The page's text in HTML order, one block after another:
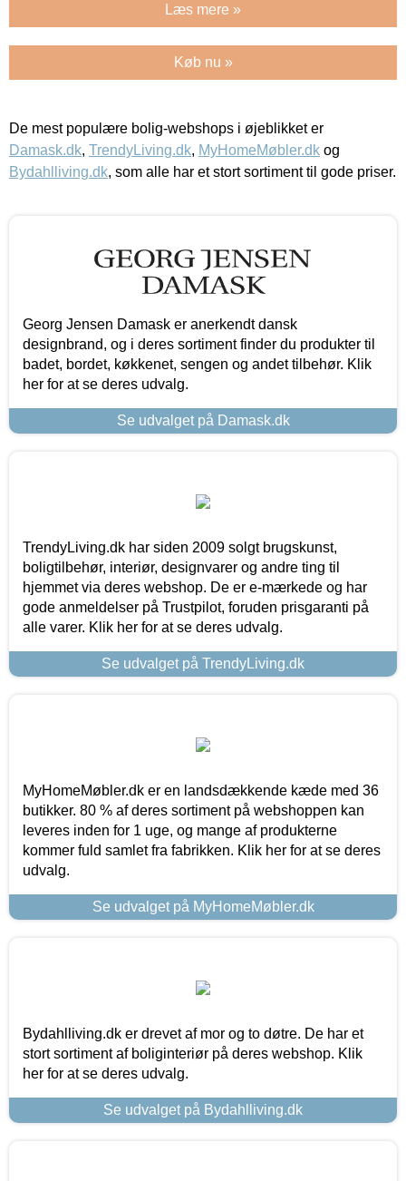
Læs mere »
Køb nu »
De mest populære bolig-webshops i øjeblikket er
Damask.dk, TrendyLiving.dk, MyHomeMøbler.dk og
Bydahlliving.dk, som alle har et stort sortiment til gode priser.
Georg Jensen Damask er anerkendt dansk
designbrand, og i deres sortiment finder du produkter til
badet, bordet, køkkenet, sengen og andet tilbehør. Klik
her for at se deres udvalg.
Se udvalget på Damask.dk
TrendyLiving.dk har siden 2009 solgt brugskunst,
boligtilbehør, interiør, designvarer og andre ting til
hjemmet via deres webshop. De er e-mærkede og har
gode anmeldelser på Trustpilot, foruden prisgaranti på
alle varer. Klik her for at se deres udvalg.
Se udvalget på TrendyLiving.dk
MyHomeMøbler.dk er en landsdækkende kæde med 36
butikker. 80 % af deres sortiment på webshoppen kan
leveres inden for 1 uge, og mange af produkterne
kommer fuld samlet fra fabrikken. Klik her for at se deres
udvalg.
Se udvalget på MyHomeMøbler.dk
Bydahlliving.dk er drevet af mor og to døtre. De har et
stort sortiment af boliginteriør på deres webshop. Klik
her for at se deres udvalg.
Se udvalget på Bydahlliving.dk